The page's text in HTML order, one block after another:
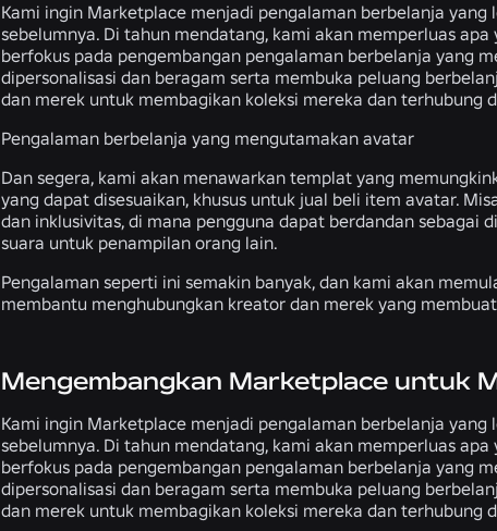
Kami ingin Marketplace menjadi pengalaman berbelanja yang
sebelumnya. Di tahun mendatang, kami akan memperluas
berfokus pada pengembangan pengalaman berbelanja yang
dipersonalisasi dan beragam serta membuka peluang
dan merek untuk membagikan koleksi mereka dan terhubung
Pengalaman berbelanja yang mengutamakan avatar
Dan segera, kami akan menawarkan templat yang
yang dapat disesuaikan, khusus untuk jual beli item avatar.
dan inklusivitas, di mana pengguna dapat berdandan
suara untuk penampilan orang lain.
Pengalaman seperti ini semakin banyak, dan kami akan
membantu menghubungkan kreator dan merek yang
Mengembangkan Marketplace untuk
Kami ingin Marketplace menjadi pengalaman berbelanja yang
sebelumnya. Di tahun mendatang, kami akan memperluas
berfokus pada pengembangan pengalaman berbelanja yang
dipersonalisasi dan beragam serta membuka peluang
dan merek untuk membagikan koleksi mereka dan terhubung